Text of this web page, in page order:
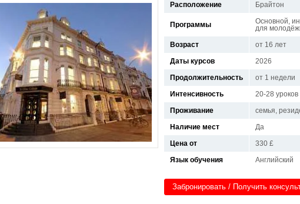
Расположение Брайтон
Программы
Основной,
для
Возраст
от 16 лет
Даты курсов
2026
Продолжительность
от 1 недели
Интенсивность
20-28
Проживание
семья,
Наличие мест
Да
Цена от
330 £
Язык обучения
Английский
Забронировать / Получить